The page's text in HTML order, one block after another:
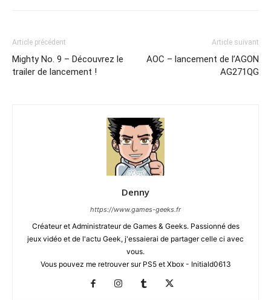
Article précédent
Mighty No. 9 – Découvrez le
trailer de lancement !
Article suivant
AOC – lancement de l’AGON
AG271QG
Denny
https://www.games-geeks.fr
Créateur et Administrateur de Games & Geeks. Passionné des
jeux vidéo et de l'actu Geek, j'essaierai de partager celle ci avec
vous.
Vous pouvez me retrouver sur PS5 et Xbox - Initiald0613